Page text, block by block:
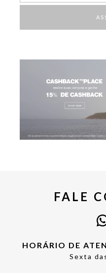
FALE
HORÁRIO DE
Sexta